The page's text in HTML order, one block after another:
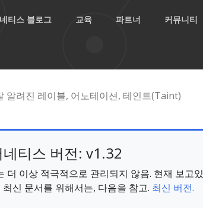
티스 블로그 교육 파트너 커뮤니티
알려진 레이블, 어노테이션, 테인트(Taint)
티스 버전: v1.32
더 이상 적극적으로 관리되지 않음. 현재 보고있
신 문서를 위해서는, 다음을 참고. 최신 버전.